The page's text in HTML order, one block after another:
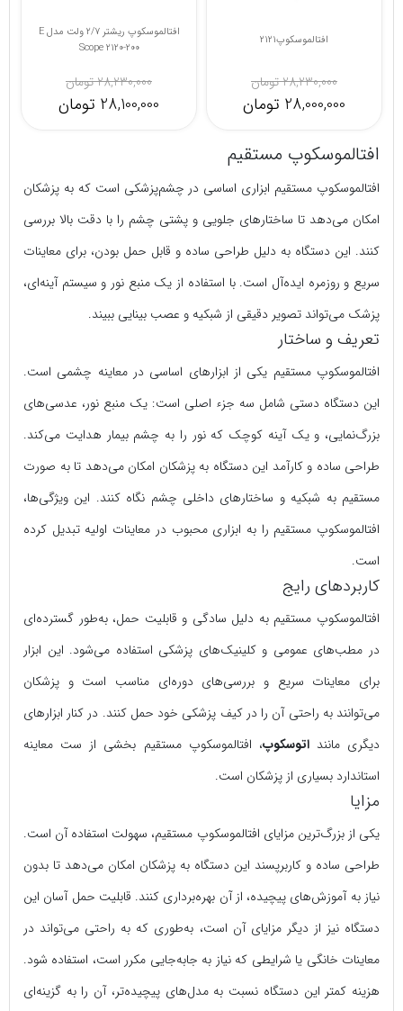
افتالموسکوپ2121
28,230,000 تومان
28,000,000 تومان
افتالموسکوپ زنیت مد مدل
Zenithmed ZTH OPH10
17,200,000 تومان
16,000,000 تومان
افتالموسکوپ مستقیم
افتالموسکوپ مستقیم ابزاری اساسی در چشم‌پزشکی است که به پزشکان
امکان می‌دهد تا ساختارهای جلویی و پشتی چشم را با دقت بالا بررسی
کنند. این دستگاه به دلیل طراحی ساده و قابل حمل بودن، برای معاینات
سریع و روزمره ایده‌آل است. با استفاده از یک منبع نور و سیستم آینه‌ای،
پزشک می‌تواند تصویر دقیقی از شبکیه و عصب بینایی ببیند.
تعریف و ساختار
افتالموسکوپ مستقیم یکی از ابزارهای اساسی در معاینه چشمی است.
این دستگاه دستی شامل سه جزء اصلی است: یک منبع نور، عدسی‌های
بزرگ‌نمایی، و یک آینه کوچک که نور را به چشم بیمار هدایت می‌کند.
طراحی ساده و کارآمد این دستگاه به پزشکان امکان می‌دهد تا به صورت
مستقیم به شبکیه و ساختارهای داخلی چشم نگاه کنند. این ویژگی‌ها،
افتالموسکوپ مستقیم را به ابزاری محبوب در معاینات اولیه تبدیل کرده
است.
کاربردهای رایج
افتالموسکوپ مستقیم به دلیل سادگی و قابلیت حمل، به‌طور گسترده‌ای
در مطب‌های عمومی و کلینیک‌های پزشکی استفاده می‌شود. این ابزار
برای معاینات سریع و بررسی‌های دوره‌ای مناسب است و پزشکان
می‌توانند به راحتی آن را در کیف پزشکی خود حمل کنند. در کنار ابزارهای
دیگری ماننداتوسکوپ، افتالموسکوپ مستقیم بخشی از ست معاینه
استاندارد بسیاری از پزشکان است.
مزایا
یکی از بزرگ‌ترین مزایای افتالموسکوپ مستقیم، سهولت استفاده آن است.
طراحی ساده و کاربرپسند این دستگاه به پزشکان امکان می‌دهد تا بدون
نیاز به آموزش‌های پیچیده، از آن بهره‌برداری کنند. قابلیت حمل آسان این
دستگاه نیز از دیگر مزایای آن است، به‌طوری که به راحتی می‌تواند در
معاینات خانگی یا شرایطی که نیاز به جابه‌جایی مکرر است، استفاده شود.
هزینه کمتر این دستگاه نسبت به مدل‌های پیچیده‌تر، آن را به گزینه‌ای